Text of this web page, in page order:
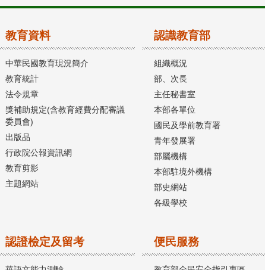
教育資料
中華民國教育現況簡介
教育統計
法令規章
獎補助規定(含教育經費分配審議
委員會)
出版品
行政院公報資訊網
教育剪影
主題網站
認識教育部
組織概況
部、次長
主任秘書室
本部各單位
國民及學前教育署
青年發展署
部屬機構
本部駐境外機構
部史網站
各級學校
認證檢定及留考 便民服務